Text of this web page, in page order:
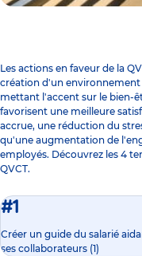
Les actions en faveur de la
création d'un environnement
mettant l'accent sur le bien-
favorisent une meilleure
accrue, une réduction du
qu'une augmentation de
employés. Découvrez les 4
QVCT.
#1
Créer un guide du salarié
ses collaborateurs (1)